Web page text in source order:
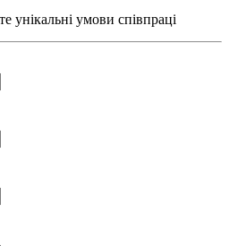
унікальні умови співпраці